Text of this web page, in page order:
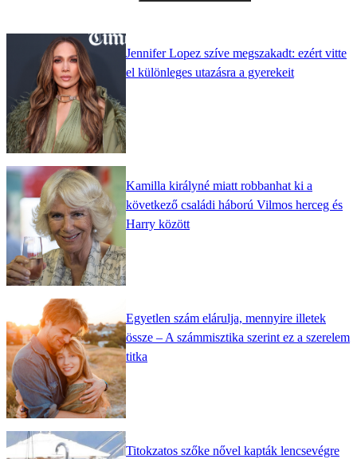
Jennifer Lopez szíve megszakadt: ezért vitte
el különleges utazásra a gyerekeit
Kamilla királyné miatt robbanhat ki a
következő családi háború Vilmos herceg és
Harry között
Egyetlen szám elárulja, mennyire illetek
össze – A számmisztika szerint ez a szerelem
titka
Titokzatos szőke nővel kapták lencsevégre